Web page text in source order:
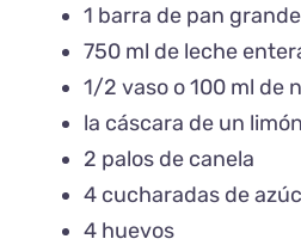
1 barra de pan
750 ml de leche
1/2 vaso o 100 ml de
la cáscara de un limón
2 palos de canela
4 cucharadas de
4 huevos